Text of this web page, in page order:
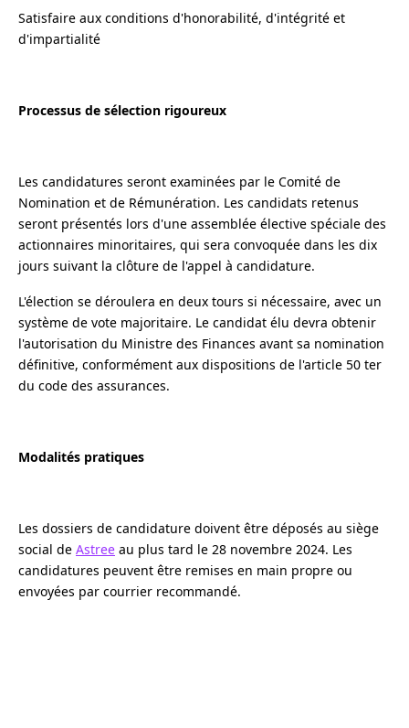
Satisfaire aux conditions d'honorabilité, d'intégrité et
d'impartialité
Processus de sélection rigoureux
Les candidatures seront examinées par le Comité de
Nomination et de Rémunération. Les candidats retenus
seront présentés lors d'une assemblée élective spéciale des
actionnaires minoritaires, qui sera convoquée dans les dix
jours suivant la clôture de l'appel à candidature.
L'élection se déroulera en deux tours si nécessaire, avec un
système de vote majoritaire. Le candidat élu devra obtenir
l'autorisation du Ministre des Finances avant sa nomination
définitive, conformément aux dispositions de l'article 50 ter
du code des assurances.
Modalités pratiques
Les dossiers de candidature doivent être déposés au siège
social de Astree au plus tard le 28 novembre 2024. Les
candidatures peuvent être remises en main propre ou
envoyées par courrier recommandé.